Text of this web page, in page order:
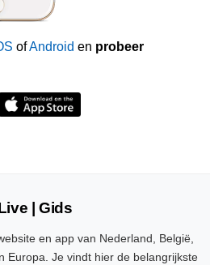
ofAndroid en probeer
| Gids
en app van Nederland, België,
Europa. Je vindt hier de belangrijkste